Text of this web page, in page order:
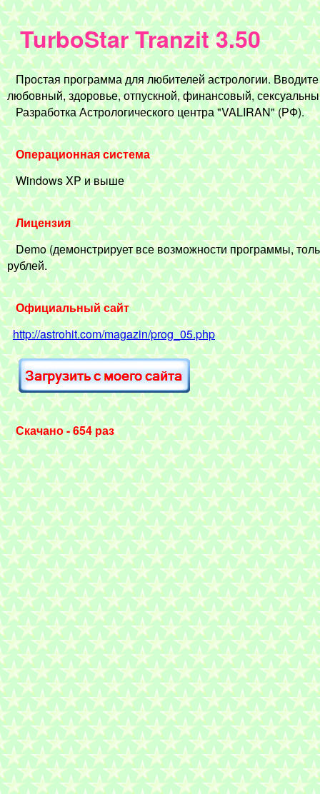
TurboStar Tranzit 3.50
Простая программа для любителей астрологии.
любовный, здоровье, отпускной, финансовый,
Разработка Астрологического центра "VALIRAN" (РФ).
Операционная система
Windows XP и выше
Лицензия
Demo (демонстрирует все возможности программы,
рублей.
Официальный сайт
http://astrohit.com/magazin/prog_05.php
Скачано - 654 раз